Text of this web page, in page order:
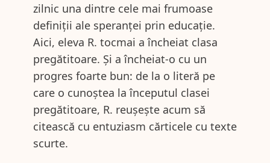
zilnic una dintre cele mai frumoase
definiții ale speranței prin educație.
Aici, eleva R. tocmai a încheiat clasa
pregătitoare. Și a încheiat-o cu un
progres foarte bun: de la o literă pe
care o cunoștea la începutul clasei
pregătitoare, R. reușește acum să
citească cu entuziasm cărticele cu texte
scurte.